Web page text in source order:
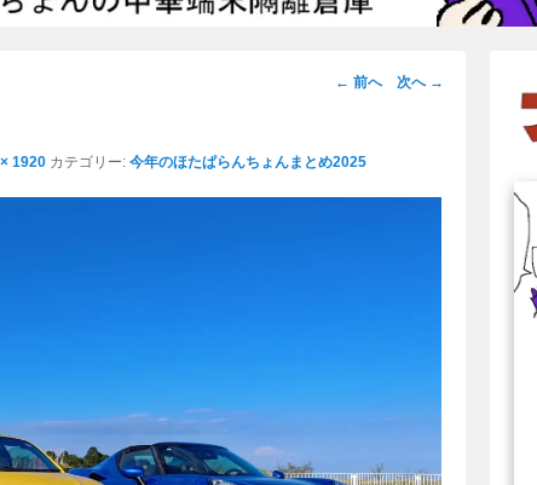
画
ビ
ゲ
← 前へ 次へ →
1920 カテゴリー: 今年のほたぱらんちょんまとめ2025